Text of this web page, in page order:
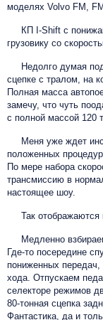
моделях Volvo FM,
КП I-Shift с
грузовику со
Недолго думая
сцепке с тралом, на
Полная масса
замечу, что чуть
с полной массой 120
Меня уже ждет
положенных
По мере набора
трансмиссию в
настоящее шоу.
Так отображаются
Медленно
Где-то посередине
пониженных передач,
хода. Отпускаем
селекторе режимов
80-тонная сцепка
Фантастика, да и